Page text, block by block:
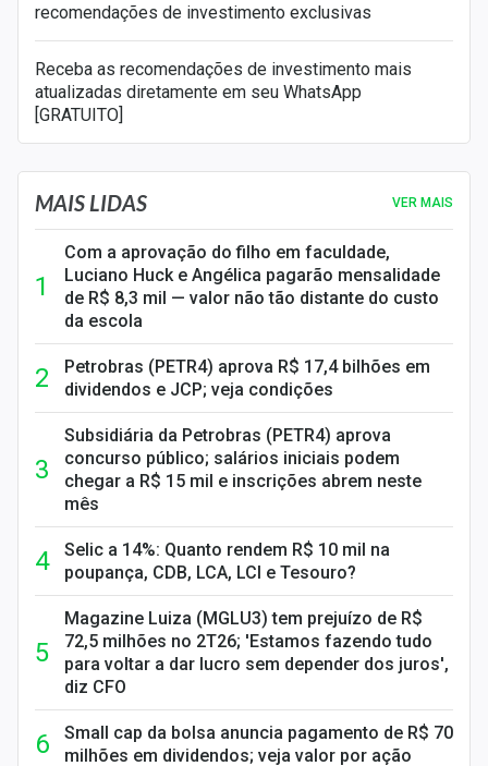
recomendações de investimento exclusivas
Receba as recomendações de investimento mais
atualizadas diretamente em seu WhatsApp
[GRATUITO]
MAIS LIDAS VER MAIS
Com a aprovação do filho em faculdade,
Luciano Huck e Angélica pagarão mensalidade
de R$ 8,3 mil — valor não tão distante do custo
da escola
Petrobras (PETR4) aprova R$ 17,4 bilhões em
dividendos e JCP; veja condições
Subsidiária da Petrobras (PETR4) aprova
concurso público; salários iniciais podem
chegar a R$ 15 mil e inscrições abrem neste
mês
Selic a 14%: Quanto rendem R$ 10 mil na
poupança, CDB, LCA, LCI e Tesouro?
Magazine Luiza (MGLU3) tem prejuízo de R$
72,5 milhões no 2T26; 'Estamos fazendo tudo
para voltar a dar lucro sem depender dos juros',
diz CFO
Small cap da bolsa anuncia pagamento de R$ 70
milhões em dividendos; veja valor por ação